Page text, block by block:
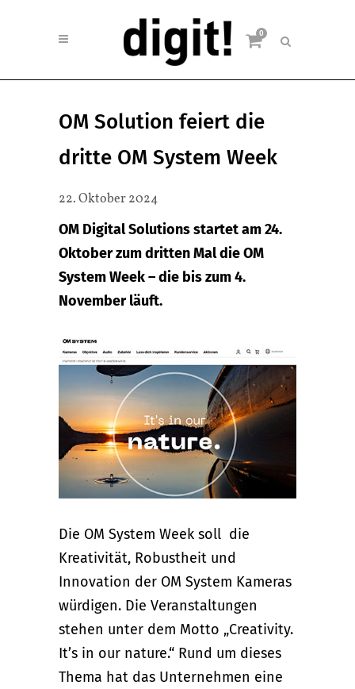
0
OM Solution feiert die
dritte OM System Week
22. Oktober 2024
OM Digital Solutions startet am 24.
Oktober zum dritten Mal die OM
System Week – die bis zum 4.
November läuft.
Die OM System Week soll die
Kreativität, Robustheit und
Innovation der OM System Kameras
würdigen. Die Veranstaltungen
stehen unter dem Motto „Creativity.
It’s in our nature.“ Rund um dieses
Thema hat das Unternehmen eine